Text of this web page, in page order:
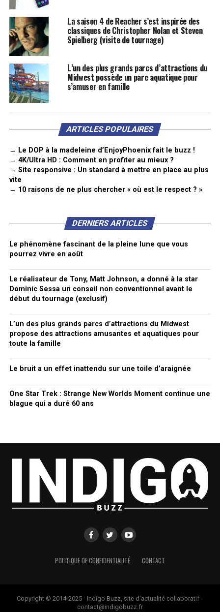
La saison 4 de Reacher s’est inspirée des
classiques de Christopher Nolan et Steven
Spielberg (visite de tournage)
L’un des plus grands parcs d’attractions du
Midwest possède un parc aquatique pour
s’amuser en famille
ARTICLES POPULAIRES
→ Le DOP à la madeleine d’EnjoyPhoenix fait le buzz !
→ 4K/Ultra HD : Comment en profiter au mieux ?
→ Site responsive : Un standard à mettre en place au plus
vite
→ 10 raisons de ne plus chercher « où est le respect ? »
DERNIERS ARTICLES
Le phénomène fascinant de la pleine lune que vous
pourrez vivre en août
Le réalisateur de Tony, Matt Johnson, a donné à la star
Dominic Sessa un conseil non conventionnel avant le
début du tournage (exclusif)
L’un des plus grands parcs d’attractions du Midwest
propose des attractions amusantes et aquatiques pour
toute la famille
Le bruit a un effet inattendu sur une toile d’araignée
One Star Trek : Strange New Worlds Moment continue une
blague qui a duré 60 ans
POLITIQUE DE CONFIDENTIALITÉ CONTACT
Copyright © 2014-2025 - Indigo Buzz, site d'actualité collaboratif -
contact@indigobuzz.fr